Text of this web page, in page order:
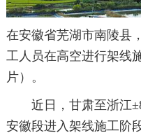
在安徽省芜湖市南陵县
工人员在高空进行架线
片）。
近日，甘肃至浙江
安徽段进入架线施工阶